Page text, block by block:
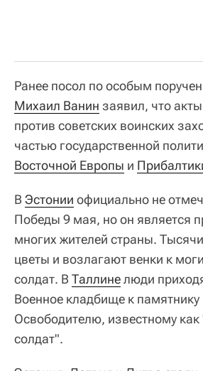
Ранее посол по особым
Михаил Ванин заявил, что
против советских воинских
частью государственной
Восточной Европы и
В Эстонии официально не
Победы 9 мая, но он является
многих жителей страны.
цветы и возлагают венки к
солдат. В Таллинелюди
Военное кладбище к памятнику
Освободителю, известному
солдат".